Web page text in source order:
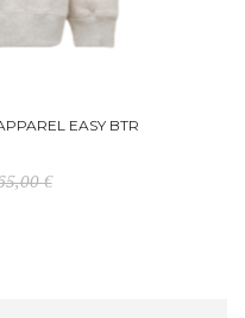
EASY BTR
€